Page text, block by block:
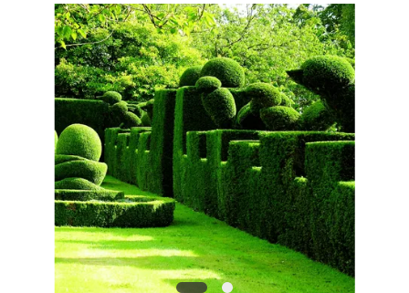
DEMANDEZ
DEVIS
PLAN
POLITIQUE